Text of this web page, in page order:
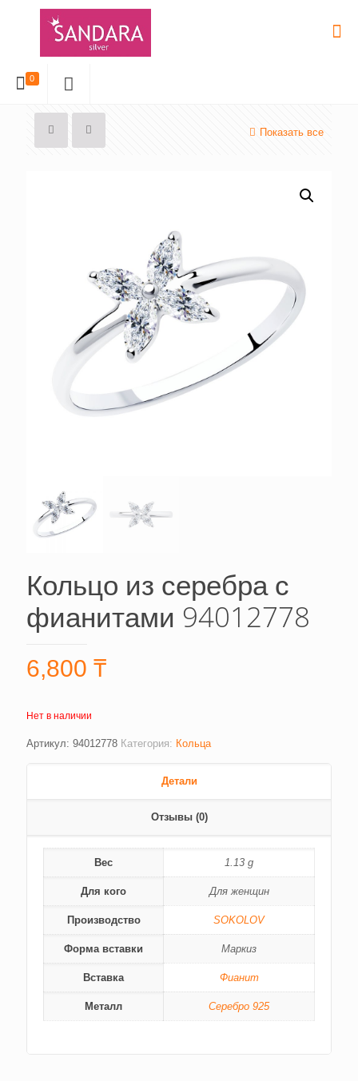
0
Показать все
Кольцо из серебра с
фианитами 94012778
6,800 ₸
Нет в наличии
Артикул: 94012778 Категория: Кольца
Детали
Отзывы (0)
Вес 1.13 g
Для кого Для женщин
Производство SOKOLOV
Форма вставки Маркиз
Вставка Фианит
Металл Серебро 925